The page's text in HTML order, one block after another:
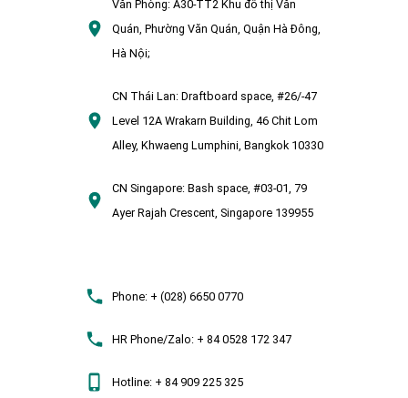
Văn Phòng:A30-TT2 Khu đô thị Văn
Quán, Phường Văn Quán, Quận Hà Đông,
Hà Nội;
CN Thái Lan: Draftboard space, #26/-47
Level 12A Wrakarn Building, 46 Chit Lom
Alley, Khwaeng Lumphini, Bangkok 10330
CN Singapore: Bash space, #03-01, 79
Ayer Rajah Crescent, Singapore 139955
Phone:+ (028) 6650 0770
HR Phone/Zalo:+ 84 0528 172 347
Hotline:+ 84 909 225 325